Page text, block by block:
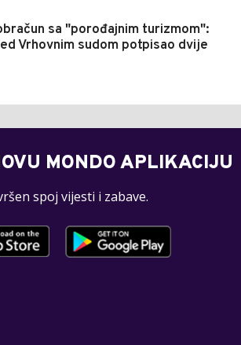
sa "porođajnim turizmom":
Vrhovnim sudom potpisao dvije
MONDO APLIKACIJU
spoj vijesti i zabave.